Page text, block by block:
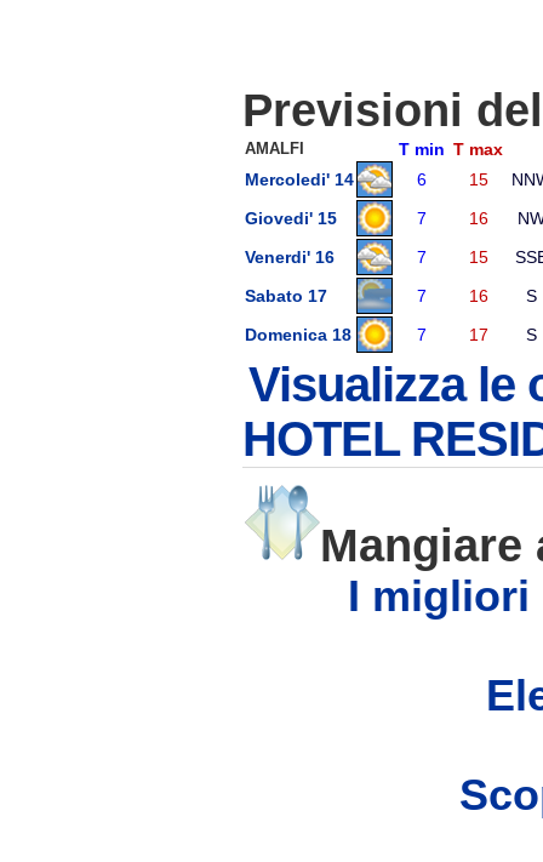
Previsioni
AMALFI T min T max
Mercoledi' 14
6 15
Giovedi' 15
7 16
Venerdi' 16
7 15
Sabato 17
7 16
S
Domenica 18
7 17 S
Visualizza le
HOTEL
Mangiare
I migliori